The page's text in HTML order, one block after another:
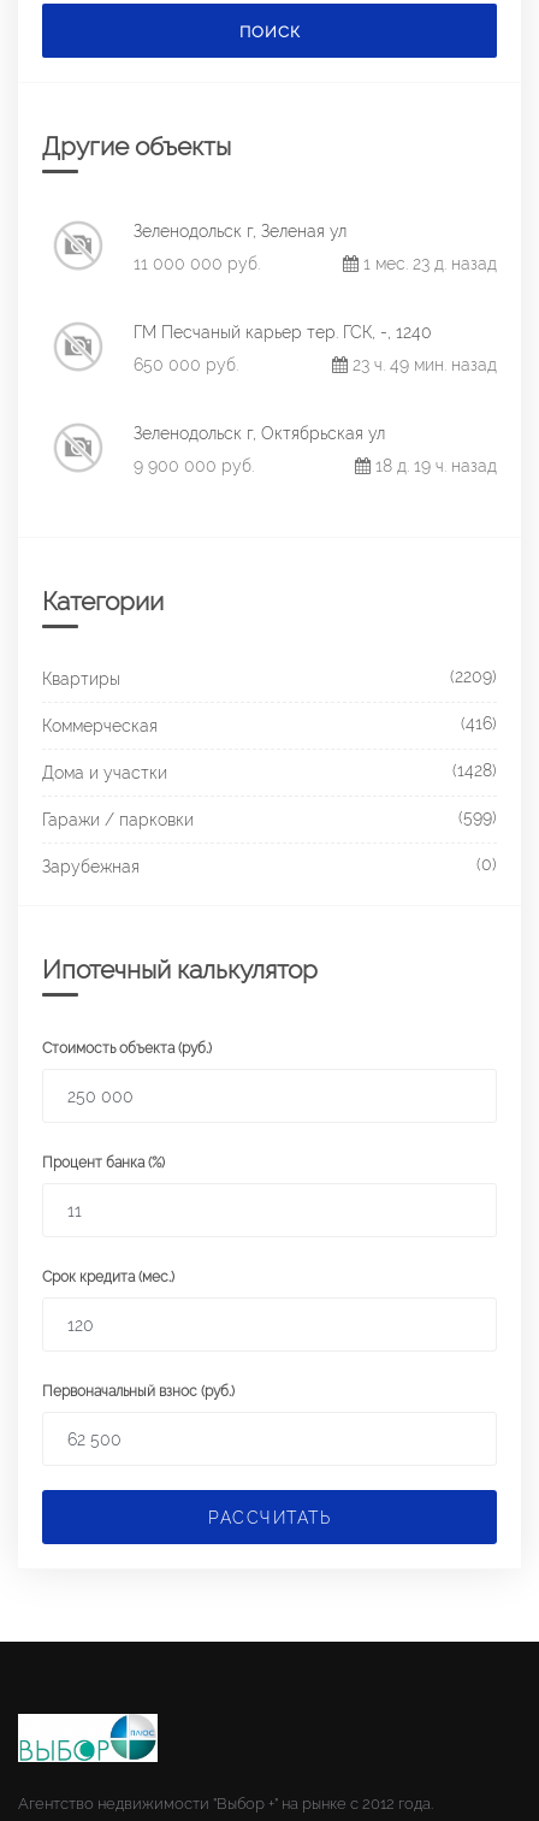
ПОИСК
Другие объекты
Зеленодольск г, Зеленая ул
11 000 000 руб.
1 мес. 23 д. назад
ГМ Песчаный карьер тер. ГСК, -, 1240
650 000 руб.
23 ч. 49 мин. назад
Зеленодольск г, Октябрьская ул
9 900 000 руб.
18 д. 19 ч. назад
Категории
Квартиры (2209)
Коммерческая (416)
Дома и участки (1428)
Гаражи / парковки (599)
Зарубежная (0)
Ипотечный калькулятор
Стоимость объекта (руб.)
Процент банка (%)
Срок кредита (мес.)
Первоначальный взнос (руб.)
РАССЧИТАТЬ
Агентство недвижимости "Выбор +" на рынке с 2012 года.